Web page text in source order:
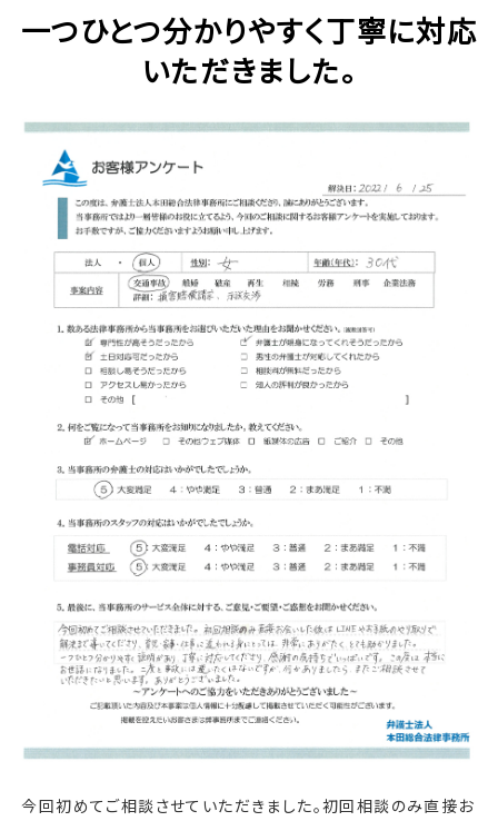
一つひとつ分かりやすく丁寧に対応
いただきました。
今回初めてご相談させていただきました。初回相談のみ直接お